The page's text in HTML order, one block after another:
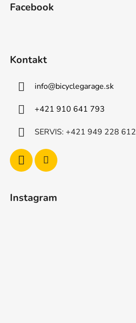
Facebook
Kontakt
info@bicyclegarage.sk
+421 910 641 793
SERVIS: +421 949 228 612
Instagram